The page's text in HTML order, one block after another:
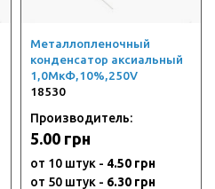
Металлопленочный
конденсатор аксиальный
1,0МкФ,10%,250V
18530
Производитель:
5.00 грн
от 10 штук - 4.50 грн
от 50 штук - 6.30 грн